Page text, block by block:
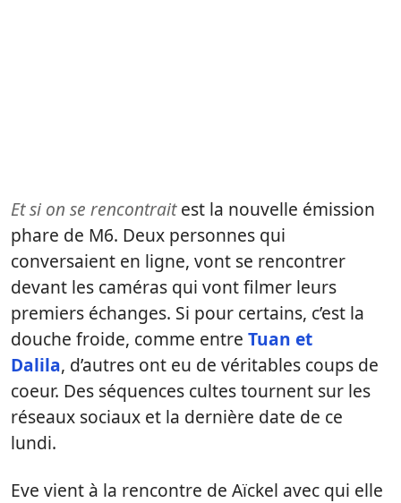
Et si on se rencontraitest la nouvelle émission
phare de M6. Deux personnes qui
conversaient en ligne, vont se rencontrer
devant les caméras qui vont filmer leurs
premiers échanges. Si pour certains, c’est la
douche froide, comme entre Tuan et
Dalila, d’autres ont eu de véritables coups de
coeur. Des séquences cultes tournent sur les
réseaux sociaux et la dernière date de ce
lundi.
Eve vient à la rencontre de Aïckel avec qui elle